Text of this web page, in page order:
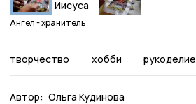
Ангел - хранитель
творчество хобби рукоделие
Автор: Ольга Кудинова